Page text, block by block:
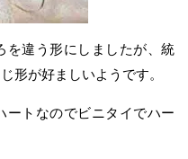
を違う形にしましたが、統
形が好ましいようです。
ートなのでビニタイでハー